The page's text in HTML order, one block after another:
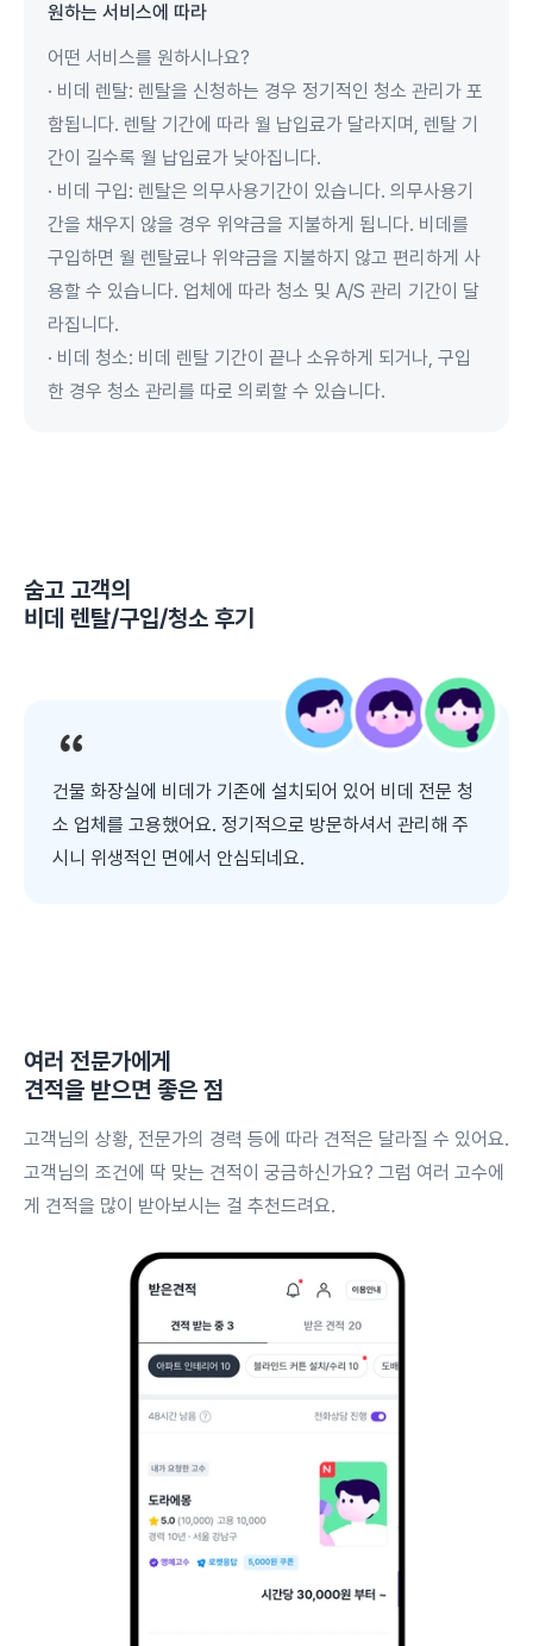
원하는 서비스에 따라
어떤 서비스를 원하시나요?
· 비데 렌탈: 렌탈을 신청하는 경우 정기적인 청소 관리가 포
함됩니다. 렌탈 기간에 따라 월 납입료가 달라지며, 렌탈 기
간이 길수록 월 납입료가 낮아집니다.
· 비데 구입: 렌탈은 의무사용기간이 있습니다. 의무사용기
간을 채우지 않을 경우 위약금을 지불하게 됩니다. 비데를
구입하면 월 렌탈료나 위약금을 지불하지 않고 편리하게 사
용할 수 있습니다. 업체에 따라 청소 및 A/S 관리 기간이 달
라집니다.
· 비데 청소: 비데 렌탈 기간이 끝나 소유하게 되거나, 구입
한 경우 청소 관리를 따로 의뢰할 수 있습니다.
숨고 고객의
비데 렌탈/구입/청소 후기
건물 화장실에 비데가 기존에 설치되어 있어 비데 전문 청
소 업체를 고용했어요. 정기적으로 방문하셔서 관리해 주
시니 위생적인 면에서 안심되네요.
여러 전문가에게
견적을 받으면 좋은 점
고객님의 상황, 전문가의 경력 등에 따라 견적은 달라질 수 있어요.
고객님의 조건에 딱 맞는 견적이 궁금하신가요? 그럼 여러 고수에
게 견적을 많이 받아보시는 걸 추천드려요.